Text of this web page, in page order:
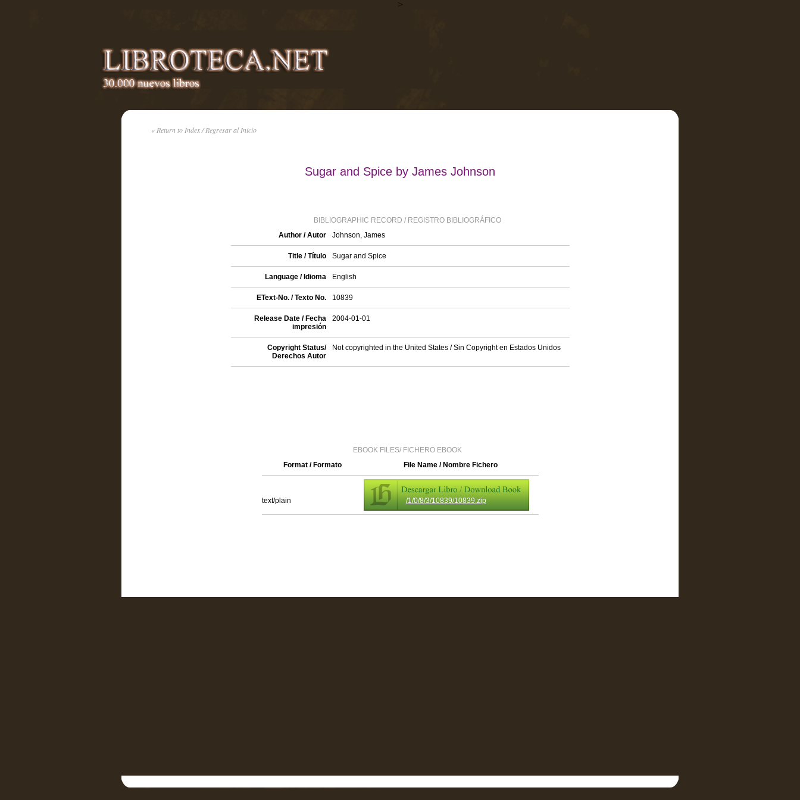
>
« Return to Index / Regresar al Inicio
Sugar and Spice by James Johnson
BIBLIOGRAPHIC RECORD / REGISTRO BIBLIOGRÁFICO
Author / Autor
Johnson, James
Title / Título Sugar and Spice
Language / Idioma English
EText-No. / Texto No. 10839
Release Date / Fecha
impresión
2004-01-01
Copyright Status/
Derechos Autor
Not copyrighted in the United States / Sin Copyright en Estados Unidos
EBOOK FILES/ FICHERO EBOOK
Format / Formato
File Name / Nombre Fichero
text/plain /1/0/8/3/10839/10839.zip